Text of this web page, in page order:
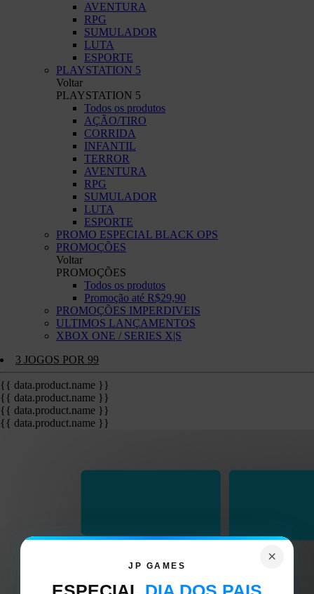
AVENTURA
RPG
SUMULADOR
LUTA
ESPORTE
PLAYSTATION 5
Voltar
PLAYSTATION 5
Todos os produtos
AÇÃO/TIRO
CORRIDA
INFANTIL
TERROR
AVENTURA
RPG
SUMULADOR
LUTA
ESPORTE
PROMO ESPECIAL BLACK OPS
PROMOÇÕES
Voltar
PROMOÇÕES
Todos os produtos
Promoção até R$29,90
PROMOÇÕES IMPERDIVEIS
ULTIMOS LANÇAMENTOS
XBOX ONE / SERIES X|S
3 JOGOS POR 99
{{ data.product.name }}
{{ data.product.name }}
{{ data.product.name }}
{{ data.product.name }}
×
JP GAMES